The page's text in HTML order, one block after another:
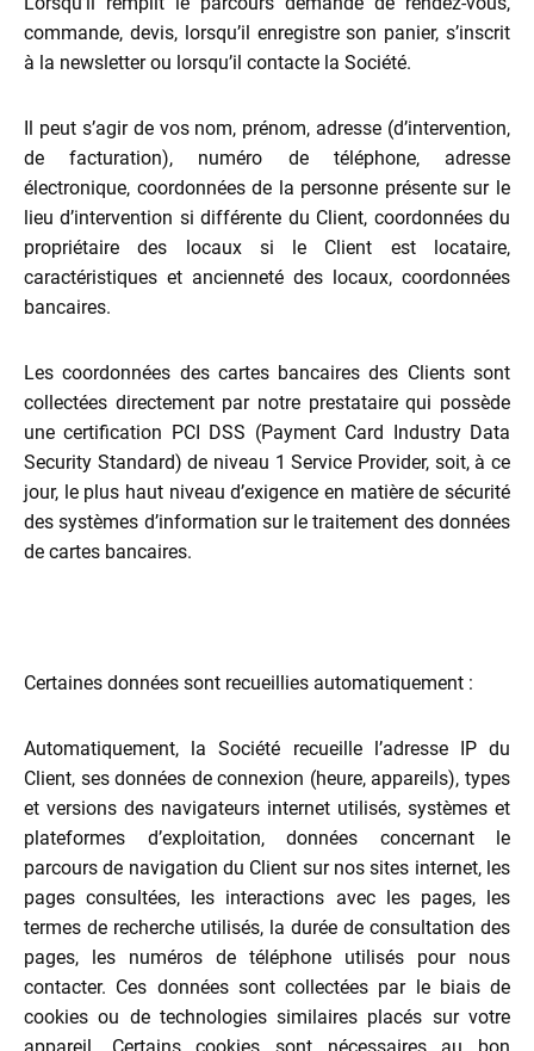
commande, devis, lorsqu’il enregistre son panier, s’inscrit
à la newsletter ou lorsqu’il contacte la Société.
Il peut s’agir de vos nom, prénom, adresse (d’intervention,
de facturation), numéro de téléphone, adresse
électronique, coordonnées de la personne présente sur le
lieu d’intervention si différente du Client, coordonnées du
propriétaire des locaux si le Client est locataire,
caractéristiques et ancienneté des locaux, coordonnées
bancaires.
Les coordonnées des cartes bancaires des Clients sont
collectées directement par notre prestataire qui possède
une certification PCI DSS (Payment Card Industry Data
Security Standard) de niveau 1 Service Provider, soit, à ce
jour, le plus haut niveau d’exigence en matière de sécurité
des systèmes d’information sur le traitement des données
de cartes bancaires.
Certaines données sont recueillies automatiquement :
Automatiquement, la Société recueille l’adresse IP du
Client, ses données de connexion (heure, appareils), types
et versions des navigateurs internet utilisés, systèmes et
plateformes d’exploitation, données concernant le
parcours de navigation du Client sur nos sites internet, les
pages consultées, les interactions avec les pages, les
termes de recherche utilisés, la durée de consultation des
pages, les numéros de téléphone utilisés pour nous
contacter. Ces données sont collectées par le biais de
cookies ou de technologies similaires placés sur votre